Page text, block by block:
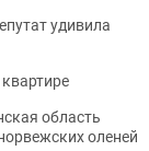
удивила
область
оленей